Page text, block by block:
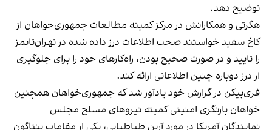
توضیح دهد.
هگرتی و همکارانش در مرکز کمیته مطالعات جمهوری‌خواهان از
کاخ سفید خواستند صحت اطلاعات درز داده شده در تهران‌تایمز
را تایید و در صورت صحیح بودن، راه‌کارهای خود را برای جلوگیری
از درز دوباره چنین اطلاعاتی ارائه کند.
فری‌بیکن در گزارش خود یادآور شد که جمهوری‌خواهان همچنین
خواهان بازنگری امنیتی کمیته نیروهای مسلح مجلس
نمایندگان آمریکا در مورد آرین طباطبایی، یکی از مقامات پنتاگون